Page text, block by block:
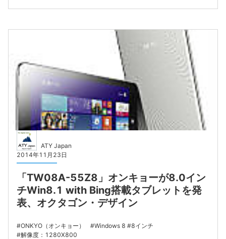
ATY Japan
2014年11月23日
「TW08A-55Z8」オンキョーが8.0イン
チWin8.1 with Bing搭載タブレットを発
表、オクタゴン・デザイン
ONKYO（オンキョー） Windows 8
8インチ
解像度：1280X800